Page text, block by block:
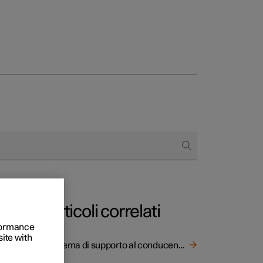
Articoli correlati
Sistema di supporto al conducente
with